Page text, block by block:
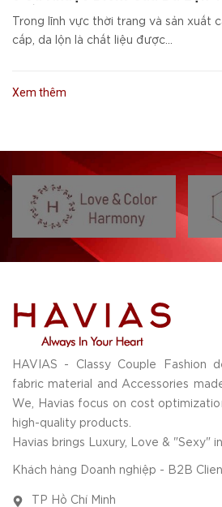
Trong lĩnh vực thời trang và sản xuất
cấp, da lộn là chất liệu được...
Xem thêm
HAVIAS - Classy Couple Fashion
fabric material and Accessories
We, Havias focus on cost
high-quality products.
Havias brings Luxury, Love & "Sexy"
Khách hàng Doanh nghiệp - B2B
TP Hồ Chí Minh